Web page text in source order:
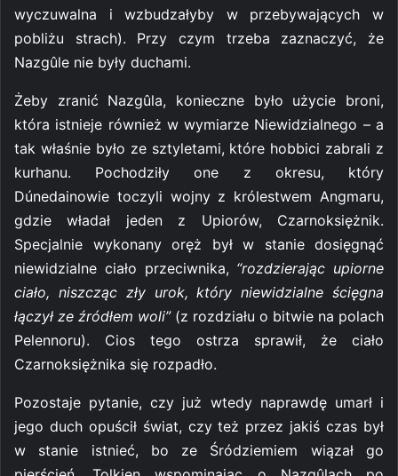
wyczuwalna i wzbudzałyby w przebywających w
pobliżu strach). Przy czym trzeba zaznaczyć, że
Nazgûle nie były duchami.
Żeby zranić Nazgûla, konieczne było użycie broni,
która istnieje również w wymiarze Niewidzialnego – a
tak właśnie było ze sztyletami, które hobbici zabrali z
kurhanu. Pochodziły one z okresu, który
Dúnedainowie toczyli wojny z królestwem Angmaru,
gdzie władał jeden z Upiorów, Czarnoksiężnik.
Specjalnie wykonany oręż był w stanie dosięgnąć
niewidzialne ciało przeciwnika, “rozdzierając upiorne
ciało, niszcząc zły urok, który niewidzialne ścięgna
łączył ze źródłem woli”(z rozdziału o bitwie na polach
Pelennoru). Cios tego ostrza sprawił, że ciało
Czarnoksiężnika się rozpadło.
Pozostaje pytanie, czy już wtedy naprawdę umarł i
jego duch opuścił świat, czy też przez jakiś czas był
w stanie istnieć, bo ze Śródziemiem wiązał go